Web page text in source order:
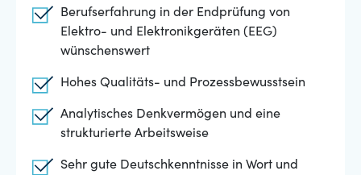
Berufserfahrung in der Endprüfung von
Elektro- und Elektronikgeräten (EEG)
wünschenswert
Hohes Qualitäts- und Prozessbewusstsein
Analytisches Denkvermögen und eine
strukturierte Arbeitsweise
Sehr gute Deutschkenntnisse in Wort und